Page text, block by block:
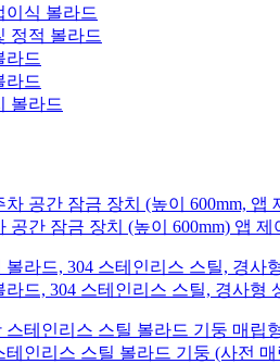
이식 볼라드
정적 볼라드
라드
라드
볼라드
공간 잠금 장치 (높이 600mm) 앱 제
라드, 304 스테인리스 스틸, 경사형
테인리스 스틸 볼라드 기둥 (사전